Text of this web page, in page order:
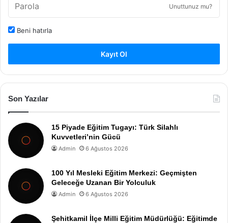
Unuttunuz mu?
Beni hatırla
Kayıt Ol
Son Yazılar
15 Piyade Eğitim Tugayı: Türk Silahlı
Kuvvetleri’nin Gücü
Admin 6 Ağustos 2026
100 Yıl Mesleki Eğitim Merkezi: Geçmişten
Geleceğe Uzanan Bir Yolculuk
Admin 6 Ağustos 2026
Şehitkamil İlçe Milli Eğitim Müdürlüğü: Eğitimde